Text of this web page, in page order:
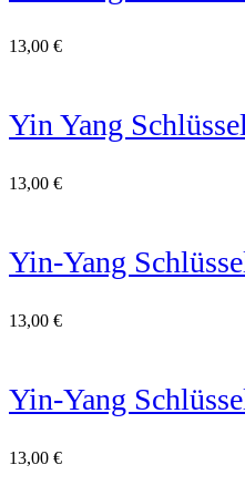
13,00 €
Yin Yang
13,00 €
Yin-Yang
13,00 €
Yin-Yang
13,00 €